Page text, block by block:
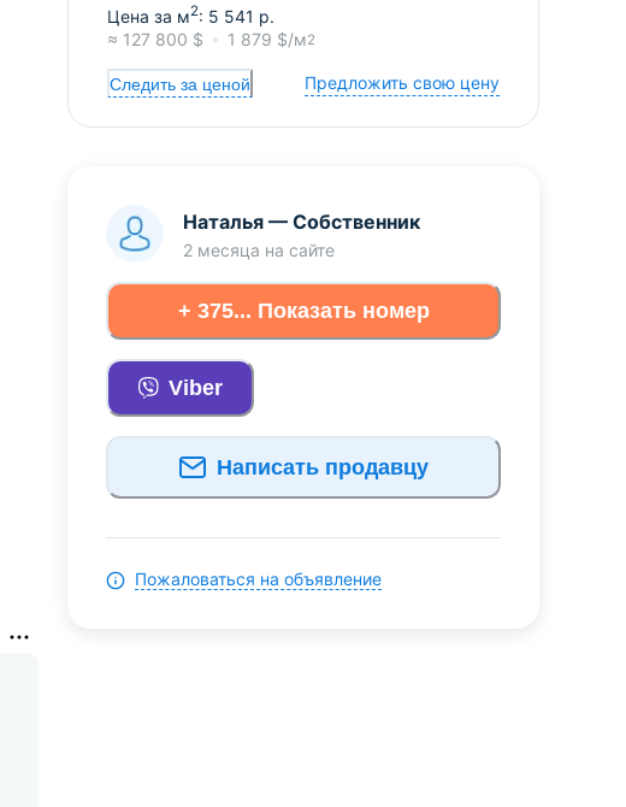
Цена за м2: 5 541 р.
≈ 127 800 $ 1 879 $/м2
Следить за ценой Предложить свою цену
Наталья — Собственник
2 месяца на сайте
+ 375... Показать номер
Viber
Написать продавцу
Пожаловаться на объявление